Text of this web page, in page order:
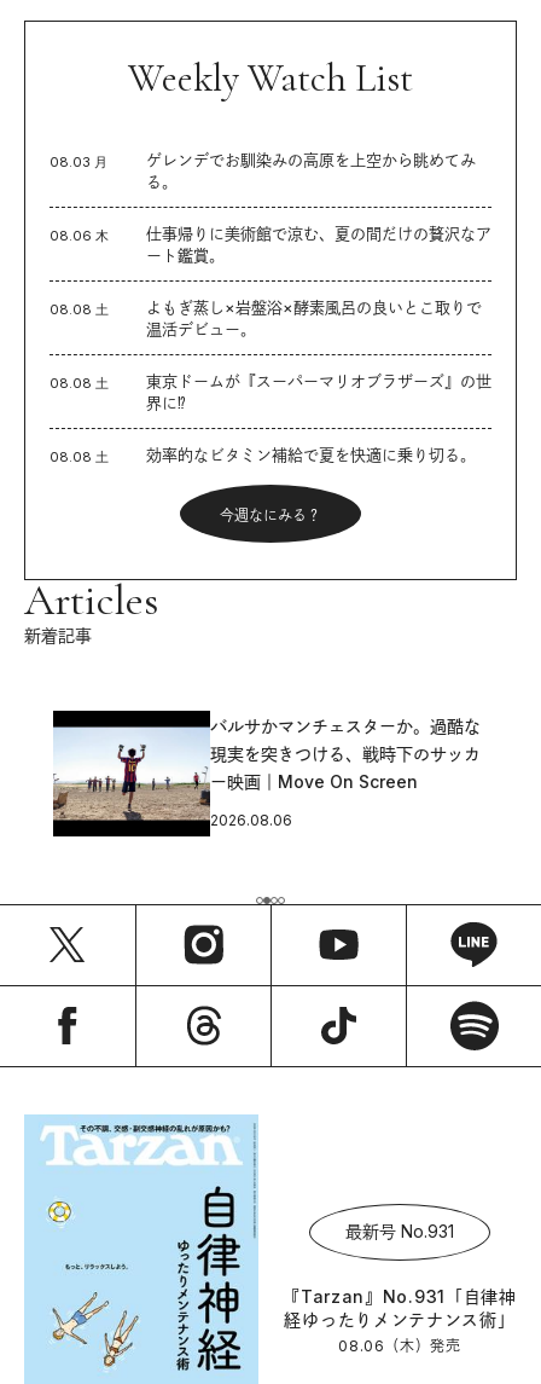
Weekly Watch List
08.03 月
ゲレンデでお馴染みの高原を上空から眺めてみ
る。
08.06 木
仕事帰りに美術館で涼む、夏の間だけの贅沢なア
ート鑑賞。
08.08 土
よもぎ蒸し×岩盤浴×酵素風呂の良いとこ取りで
温活デビュー。
08.08 土
東京ドームが『スーパーマリオブラザーズ』の世
界に⁉︎
08.08 土 効率的なビタミン補給で夏を快適に乗り切る。
今週なにみる？
Articles
新着記事
バルサかマンチェスターか。過酷な
現実を突きつける、戦時下のサッカ
ー映画｜Move On Screen
2026.08.06
最新号 No.931
『Tarzan』No.931「自律神
経ゆったりメンテナンス術」
08.06（木）発売